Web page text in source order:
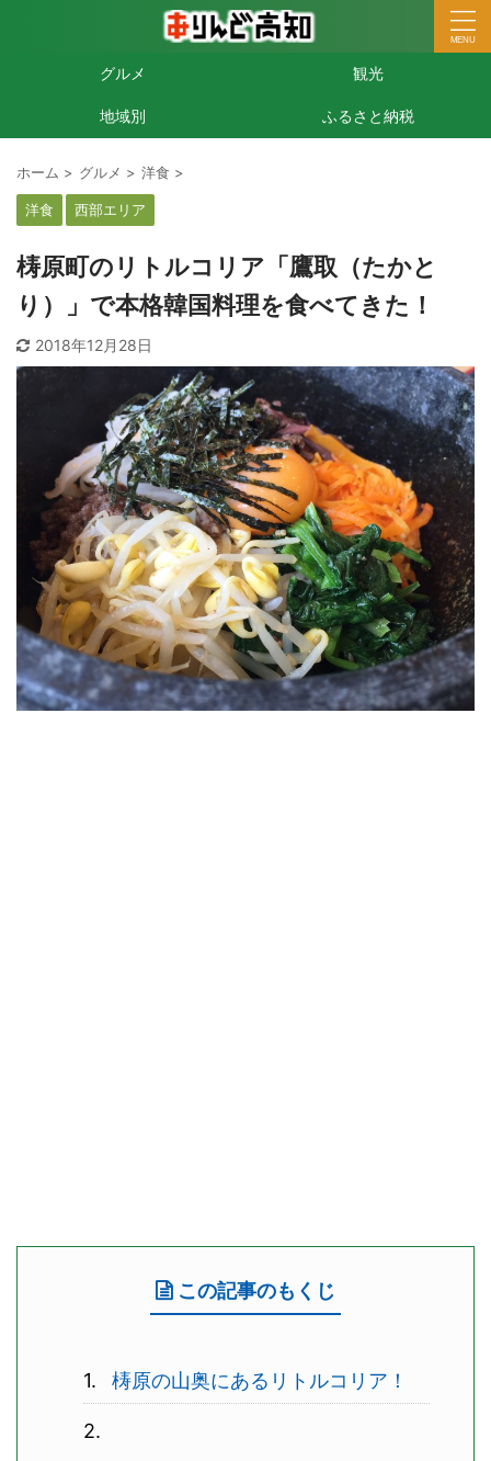
グルメ 観光
地域別 ふるさと納税
ホーム > グルメ > 洋食 >
洋食 西部エリア
梼原町のリトルコリア「鷹取（たかと
り）」で本格韓国料理を食べてきた！
2018年12月28日
この記事のもくじ
梼原の山奥にあるリトルコリア！